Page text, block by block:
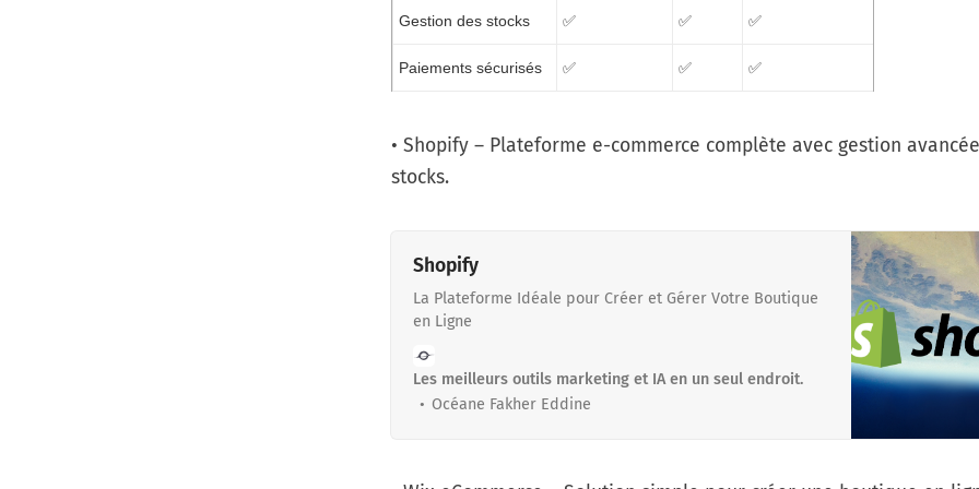
Gestion des stocks ✅ ✅ ✅
Paiements sécurisés ✅ ✅ ✅
• Shopify – Plateforme e-commerce complète avec gestion
stocks.
Shopify
La Plateforme Idéale pour Créer et Gérer Votre Boutique
en Ligne
Les meilleurs outils marketing et IA en un seul endroit.
Océane Fakher Eddine